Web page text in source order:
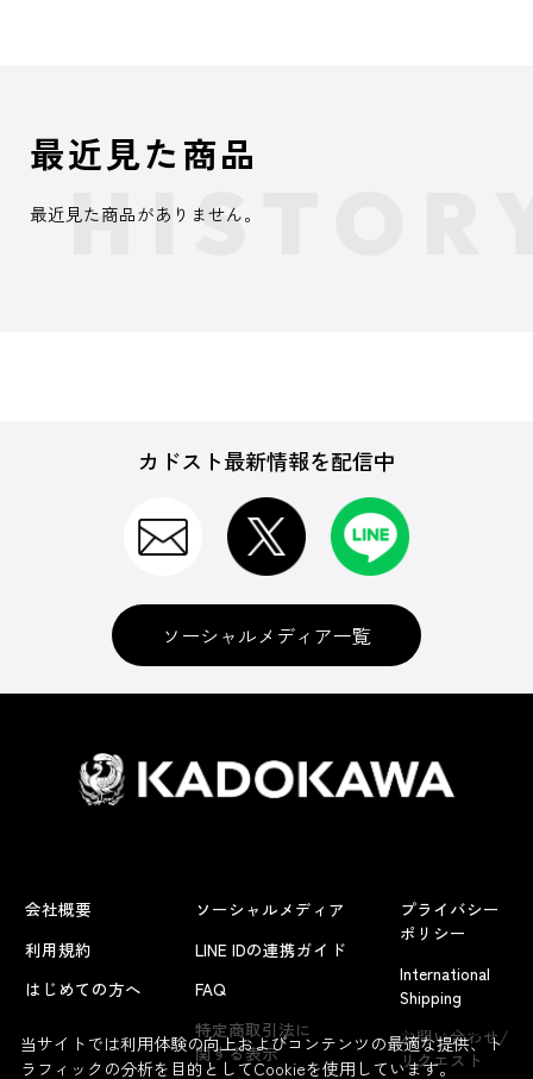
よくあるお問い合わせ
最近見た商品
最近見た商品がありません。
カドスト最新情報を配信中
ソーシャルメディア一覧
会社概要
利用規約
はじめての方へ
ソーシャルメディア
LINE IDの連携ガイド
FAQ
特定商取引法に
関する表示
プライバシー
ポリシー
International
Shipping
お問い合わせ/
リクエスト
当サイトでは利用体験の向上およびコンテンツの最適な提供、ト
ラフィックの分析を目的としてCookieを使用しています。